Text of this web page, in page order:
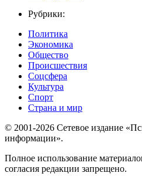
Рубрики:
Политика
Экономика
Общество
Происшествия
Соцсфера
Культура
Спорт
Страна и мир
© 2001-2026 Сетевое издание
информации».
Полное использование
согласия редакции запрещено.